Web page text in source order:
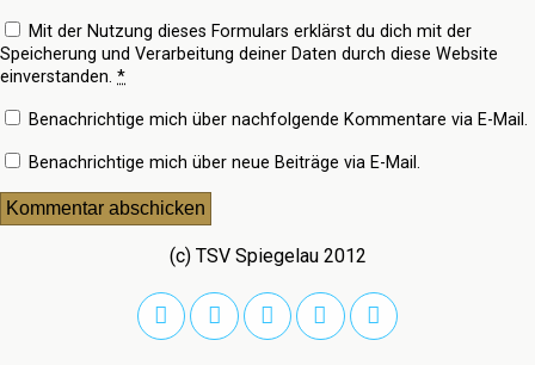
Mit der Nutzung dieses Formulars erklärst du dich mit der
Speicherung und Verarbeitung deiner Daten durch diese Website
einverstanden. *
Benachrichtige mich über nachfolgende Kommentare via E-Mail.
Benachrichtige mich über neue Beiträge via E-Mail.
(c) TSV Spiegelau 2012